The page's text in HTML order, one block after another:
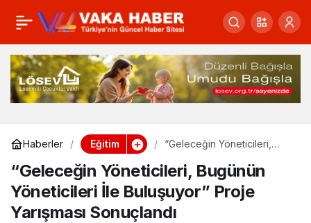
Haberler Eğitim
“Geleceğin Yöneticileri,
Buluşuyor” Proje Yarışması
Sonuçlandı
“Geleceğin Yöneticileri, Bugünün
Yöneticileri İle Buluşuyor” Proje
Yarışması Sonuçlandı
Tire’de eğitime katkıya
Milli Eğitim’den teşekkür
0 Paylaş